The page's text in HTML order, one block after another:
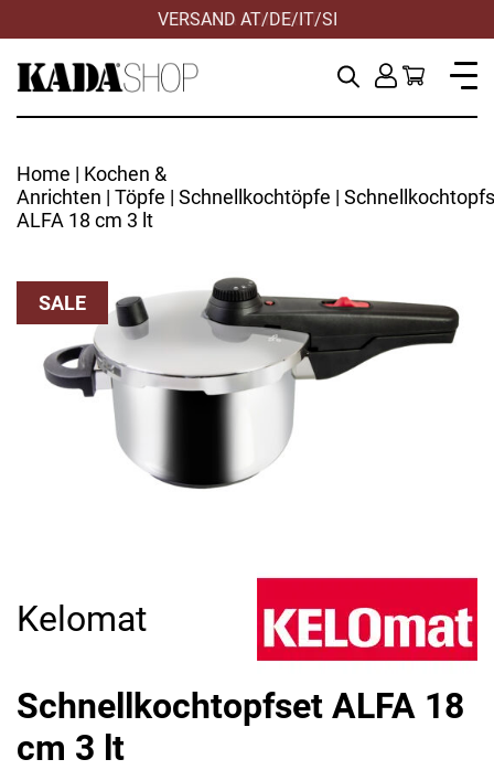
VERSAND AT/DE/IT/SI
Home | Kochen &
Anrichten | Töpfe | Schnellkochtöpfe |
ALFA 18 cm 3 lt
SALE
Kelomat
Schnellkochtopfset ALFA 18
cm 3 lt